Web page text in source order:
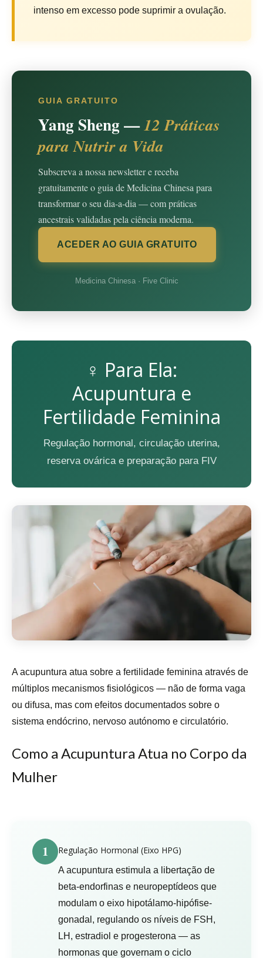
intenso em excesso pode suprimir a ovulação.
GUIA GRATUITO
Yang Sheng —12 Práticas
para Nutrir a Vida
Subscreva a nossa newsletter e receba
gratuitamente o guia de Medicina Chinesa para
transformar o seu dia-a-dia — com práticas
ancestrais validadas pela ciência moderna.
ACEDER AO GUIA GRATUITO
Medicina Chinesa · Five Clinic
♀ Para Ela:
Acupuntura e
Fertilidade Feminina
Regulação hormonal, circulação uterina,
reserva ovárica e preparação para FIV
A acupuntura atua sobre a fertilidade feminina através de
múltiplos mecanismos fisiológicos — não de forma vaga
ou difusa, mas com efeitos documentados sobre o
sistema endócrino, nervoso autónomo e circulatório.
Como a Acupuntura Atua no Corpo da
Mulher
1 Regulação Hormonal (Eixo HPG)
A acupuntura estimula a libertação de
beta-endorfinas e neuropeptídeos que
modulam o eixo hipotálamo-hipófise-
gonadal, regulando os níveis de FSH,
LH, estradiol e progesterona — as
hormonas que governam o ciclo